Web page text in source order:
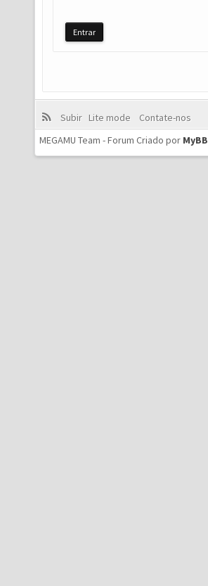
Subir Lite mode
Contate-nos
MEGAMU Team - Forum Criado por MyBB